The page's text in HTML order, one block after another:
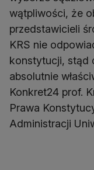
wątpliwości, że
przedstawicieli
KRS nie
konstytucji, stąd
absolutnie
Konkret24 prof.
Prawa
Administracji